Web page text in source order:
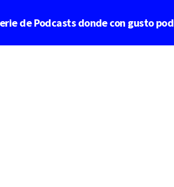
de Podcasts donde con gusto